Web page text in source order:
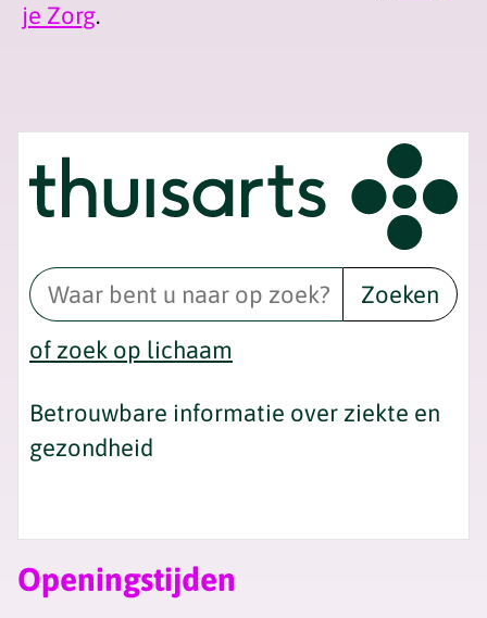
je Zorg.
Zoeken
of zoek op lichaam
Betrouwbare informatie over ziekte en
gezondheid
Openingstijden